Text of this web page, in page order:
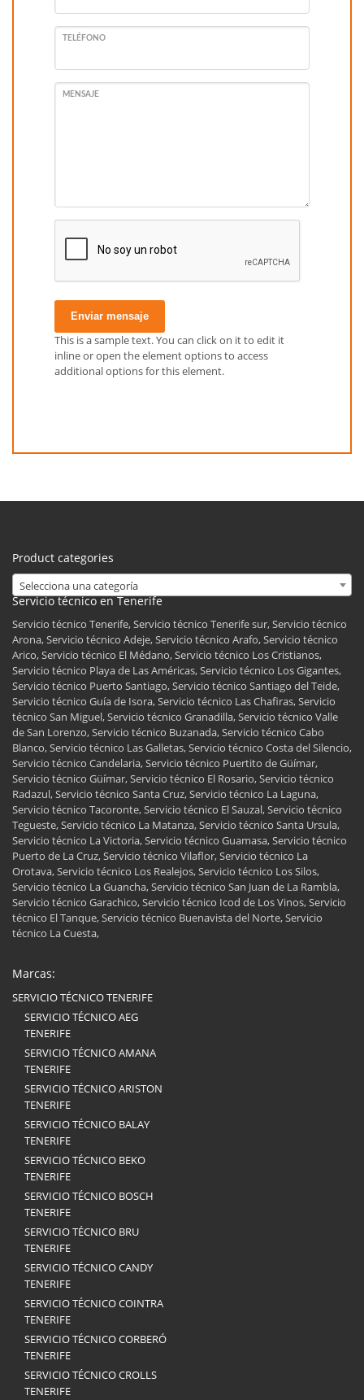
TELÉFONO
MENSAJE
Enviar mensaje
This is a sample text. You can click on it to edit it
inline or open the element options to access
additional options for this element.
Product categories
Selecciona una categoría
Servicio técnico en Tenerife
Servicio técnico Tenerife, Servicio técnico Tenerife sur, Servicio técnico
Arona, Servicio técnico Adeje, Servicio técnico Arafo, Servicio técnico
Arico, Servicio técnico El Médano, Servicio técnico Los Cristianos,
Servicio técnico Playa de Las Américas, Servicio técnico Los Gigantes,
Servicio técnico Puerto Santiago, Servicio técnico Santiago del Teide,
Servicio técnico Guía de Isora, Servicio técnico Las Chafiras, Servicio
técnico San Miguel, Servicio técnico Granadilla, Servicio técnico Valle
de San Lorenzo, Servicio técnico Buzanada, Servicio técnico Cabo
Blanco, Servicio técnico Las Galletas, Servicio técnico Costa del Silencio,
Servicio técnico Candelaria, Servicio técnico Puertito de Güímar,
Servicio técnico Güímar, Servicio técnico El Rosario, Servicio técnico
Radazul, Servicio técnico Santa Cruz, Servicio técnico La Laguna,
Servicio técnico Tacoronte, Servicio técnico El Sauzal, Servicio técnico
Tegueste, Servicio técnico La Matanza, Servicio técnico Santa Ursula,
Servicio técnico La Victoria, Servicio técnico Guamasa, Servicio técnico
Puerto de La Cruz, Servicio técnico Vilaflor, Servicio técnico La
Orotava, Servicio técnico Los Realejos, Servicio técnico Los Silos,
Servicio técnico La Guancha, Servicio técnico San Juan de La Rambla,
Servicio técnico Garachico, Servicio técnico Icod de Los Vinos, Servicio
técnico El Tanque, Servicio técnico Buenavista del Norte, Servicio
técnico La Cuesta,
Marcas:
SERVICIO TÉCNICO TENERIFE
SERVICIO TÉCNICO AEG
TENERIFE
SERVICIO TÉCNICO AMANA
TENERIFE
SERVICIO TÉCNICO ARISTON
TENERIFE
SERVICIO TÉCNICO BALAY
TENERIFE
SERVICIO TÉCNICO BEKO
TENERIFE
SERVICIO TÉCNICO BOSCH
TENERIFE
SERVICIO TÉCNICO BRU
TENERIFE
SERVICIO TÉCNICO CANDY
TENERIFE
SERVICIO TÉCNICO COINTRA
TENERIFE
SERVICIO TÉCNICO CORBERÓ
TENERIFE
SERVICIO TÉCNICO CROLLS
TENERIFE